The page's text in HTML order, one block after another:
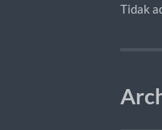
Tidak